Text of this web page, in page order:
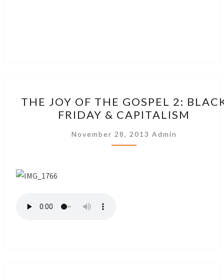
JOY
OF
THE
GOSPEL
THE JOY OF THE GOSPEL 2:
FRIDAY & CAPITALISM
November 28, 2013 Admin